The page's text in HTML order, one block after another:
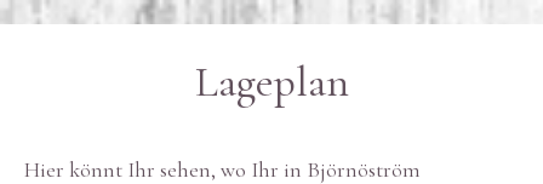
Lageplan
Hier könnt Ihr sehen, wo Ihr in Björnöström